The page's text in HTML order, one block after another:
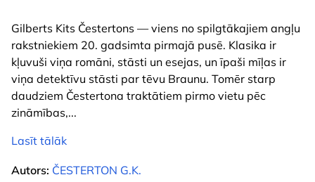
Gilberts Kits Čestertons — viens no spilgtākajiem angļu
rakstniekiem 20. gadsimta pirmajā pusē. Klasika ir
kļuvuši viņa romāni, stāsti un esejas, un īpaši mīļas ir
viņa detektīvu stāsti par tēvu Braunu. Tomēr starp
daudziem Čestertona traktātiem pirmo vietu pēc
zināmības,...
Lasīt tālāk
Autors: ČESTERTON G.K.